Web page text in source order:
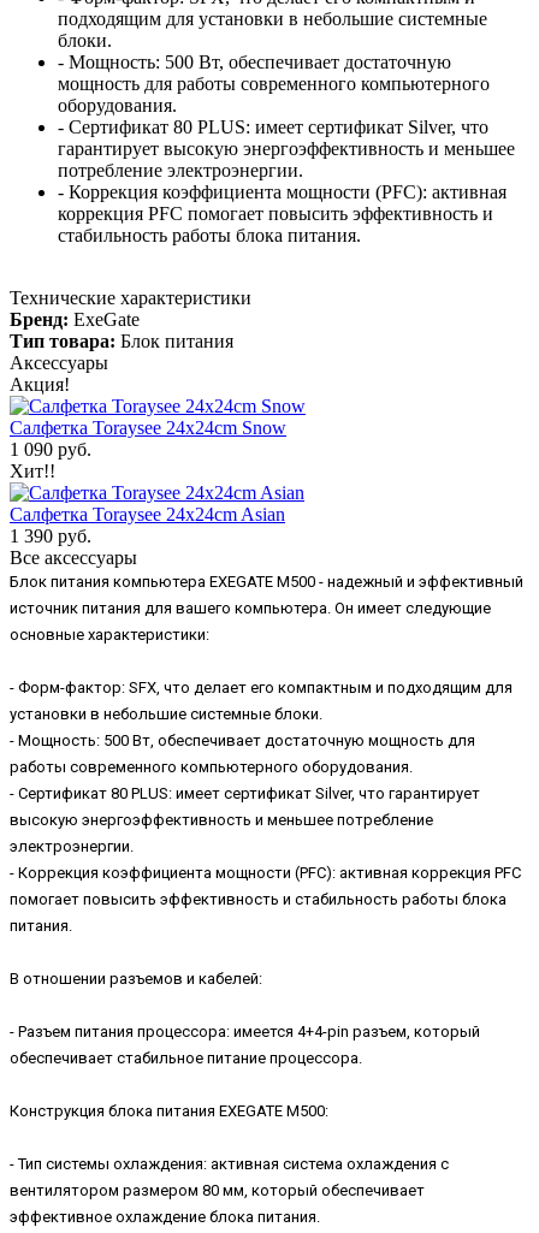
подходящим для установки в небольшие системные
блоки.
- Мощность: 500 Вт, обеспечивает достаточную
мощность для работы современного компьютерного
оборудования.
- Сертификат 80 PLUS: имеет сертификат Silver, что
гарантирует высокую энергоэффективность и меньшее
потребление электроэнергии.
- Коррекция коэффициента мощности (PFC): активная
коррекция PFC помогает повысить эффективность и
стабильность работы блока питания.
Технические характеристики
Бренд: ExeGate
Тип товара: Блок питания
Аксессуары
Акция!
Салфетка Toraysee 24x24cm Snow
1 090 руб.
Хит!!
Салфетка Toraysee 24x24cm Asian
1 390 руб.
Все аксессуары
Блок питания компьютера EXEGATE M500 - надежный и эффективный
источник питания для вашего компьютера. Он имеет следующие
основные характеристики:
- Форм-фактор: SFX, что делает его компактным и подходящим для
установки в небольшие системные блоки.
- Мощность: 500 Вт, обеспечивает достаточную мощность для
работы современного компьютерного оборудования.
- Сертификат 80 PLUS: имеет сертификат Silver, что гарантирует
высокую энергоэффективность и меньшее потребление
электроэнергии.
- Коррекция коэффициента мощности (PFC): активная коррекция PFC
помогает повысить эффективность и стабильность работы блока
питания.
В отношении разъемов и кабелей:
- Разъем питания процессора: имеется 4+4-pin разъем, который
обеспечивает стабильное питание процессора.
Конструкция блока питания EXEGATE M500:
- Тип системы охлаждения: активная система охлаждения с
вентилятором размером 80 мм, который обеспечивает
эффективное охлаждение блока питания.